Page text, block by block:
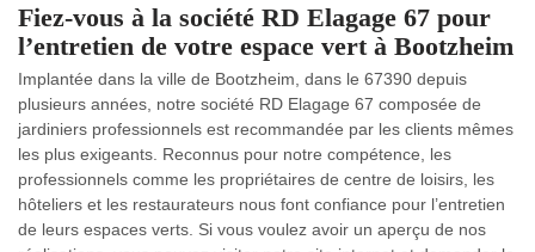
Fiez-vous à la société RD Elagage 67 pour
l’entretien de votre espace vert à Bootzheim
Implantée dans la ville de Bootzheim, dans le 67390 depuis
plusieurs années, notre société RD Elagage 67 composée de
jardiniers professionnels est recommandée par les clients mêmes
les plus exigeants. Reconnus pour notre compétence, les
professionnels comme les propriétaires de centre de loisirs, les
hôteliers et les restaurateurs nous font confiance pour l’entretien
de leurs espaces verts. Si vous voulez avoir un aperçu de nos